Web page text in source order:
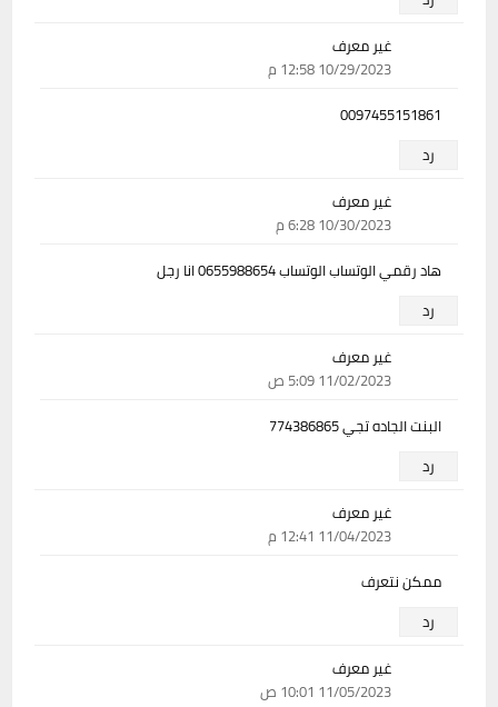
غير معرف
10/29/2023 12:58 م
0097455151861
رد
غير معرف
10/30/2023 6:28 م
هاد رقمي الوتساب الوتساب 0655988654 انا رجل
رد
غير معرف
11/02/2023 5:09 ص
البنت الجاده تجي 774386865
رد
غير معرف
11/04/2023 12:41 م
ممكن نتعرف
رد
غير معرف
11/05/2023 10:01 ص